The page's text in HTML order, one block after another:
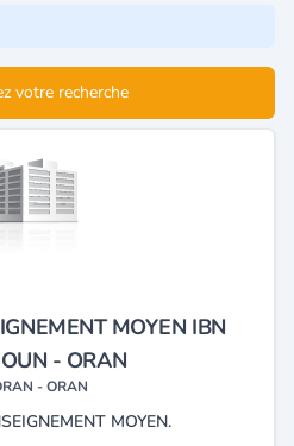
votre recherche
MOYEN IBN
- ORAN
- ORAN
MOYEN.